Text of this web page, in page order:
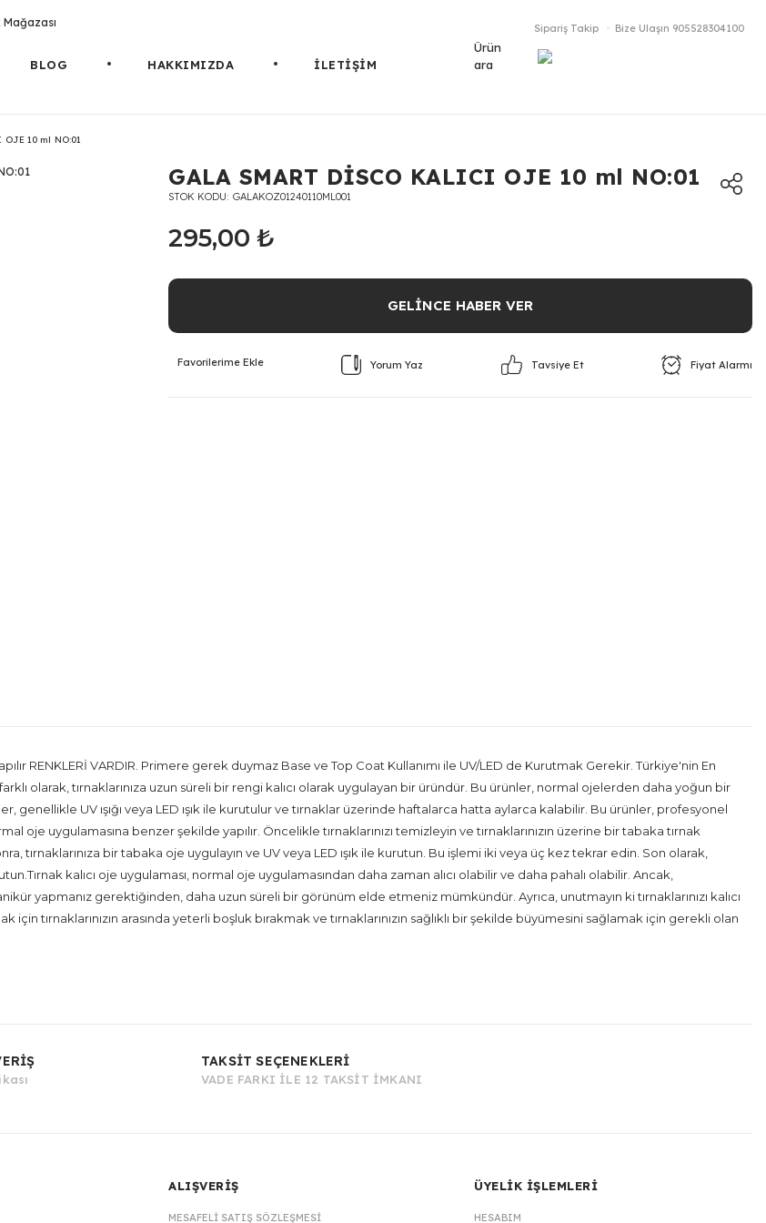
Mağazası
BLOG HAKKIMIZDA İLETİŞİM
Sipariş Takip Bize Ulaşın 905528304100
Ürün
ara
10 ml NO:01
GALA SMART DİSCO KALICI OJE 10 ml NO:01
STOK KODU GALAKOZ01240110ML001
295,00 ₺
GELİNCE HABER VER
Yorum Yaz Tavsiye Et Fiyat Alarmı
RENKLERİ VARDIR. Primere gerek duymaz Base ve Top Coat Kullanımı ile UV/LED de Kurutmak Gerekir. Türkiye'nin En
olarak, tırnaklarınıza uzun süreli bir rengi kalıcı olarak uygulayan bir üründür. Bu ürünler, normal ojelerden daha yoğun bir
genellikle UV ışığı veya LED ışık ile kurutulur ve tırnaklar üzerinde haftalarca hatta aylarca kalabilir. Bu ürünler, profesyonel
oje uygulamasına benzer şekilde yapılır. Öncelikle tırnaklarınızı temizleyin ve tırnaklarınızın üzerine bir tabaka tırnak
tırnaklarınıza bir tabaka oje uygulayın ve UV veya LED ışık ile kurutun. Bu işlemi iki veya üç kez tekrar edin. Son olarak,
kalıcı oje uygulaması, normal oje uygulamasından daha zaman alıcı olabilir ve daha pahalı olabilir. Ancak,
yapmanız gerektiğinden, daha uzun süreli bir görünüm elde etmeniz mümkündür. Ayrıca, unutmayın ki tırnaklarınızı kalıcı
için tırnaklarınızın arasında yeterli boşluk bırakmak ve tırnaklarınızın sağlıklı bir şekilde büyümesini sağlamak için gerekli olan
TAKSİT SEÇENEKLERİ
VADE FARKI İLE 12 TAKSİT İMKANI
ALIŞVERİŞ
MESAFELI SATIŞ SÖZLEŞMESI
ÜYELİK İŞLEMLERİ
HESABIM